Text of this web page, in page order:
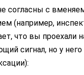
согласны с
(например,
что вы проехали
сигнал, но у него